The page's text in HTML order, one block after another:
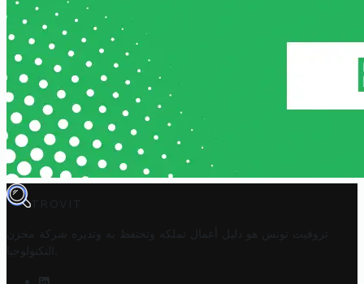
TROVIT
تروفيت تونس هو دليل أعمال تملكه وتحتفظ به وتديره
شركة مخزن
التكنولوجيا